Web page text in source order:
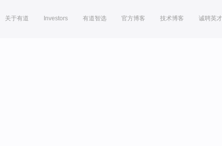
关于有道 Investors 有道智选 官方博客 技术博客 诚聘英才